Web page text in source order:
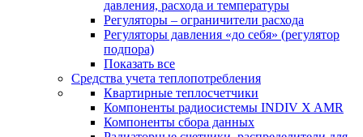
давления, расхода и температуры
Регуляторы – ограничители расхода
Регуляторы давления «до себя» (регулятор
подпора)
Показать все
Средства учета теплопотребления
Квартирные теплосчетчики
Компоненты радиосистемы INDIV X AMR
Компоненты сбора данных